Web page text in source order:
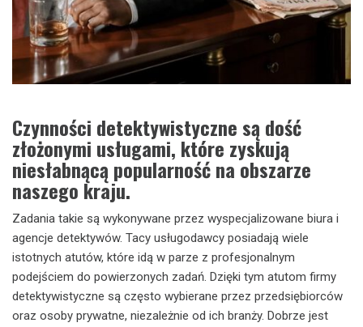
Czynności detektywistyczne są dość
złożonymi usługami, które zyskują
niesłabnącą popularność na obszarze
naszego kraju.
Zadania takie są wykonywane przez wyspecjalizowane biura i
agencje detektywów. Tacy usługodawcy posiadają wiele
istotnych atutów, które idą w parze z profesjonalnym
podejściem do powierzonych zadań. Dzięki tym atutom firmy
detektywistyczne są często wybierane przez przedsiębiorców
oraz osoby prywatne, niezależnie od ich branży. Dobrze jest